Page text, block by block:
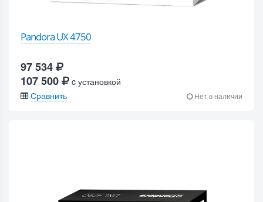
Pandora UX 4750
97 534
107 500
c установкой
Сравнить
Нет в наличии